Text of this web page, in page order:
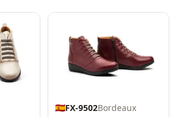
FX-9502Bordeaux